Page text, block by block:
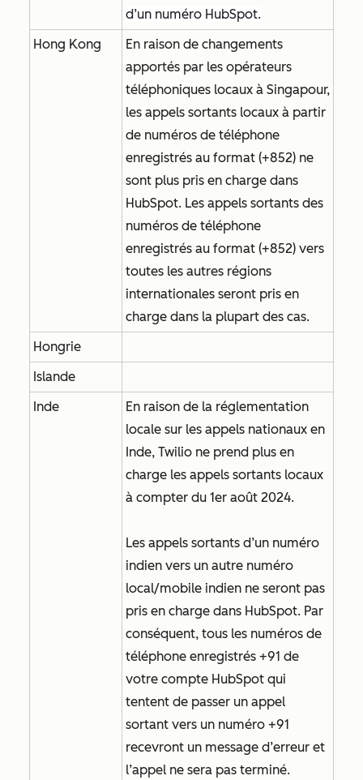
d’un numéro HubSpot.
Hong Kong
En raison de changements
apportés par les opérateurs
téléphoniques locaux à Singapour,
les appels sortants locaux à partir
de numéros de téléphone
enregistrés au format (+852) ne
sont plus pris en charge dans
HubSpot. Les appels sortants des
numéros de téléphone
enregistrés au format (+852) vers
toutes les autres régions
internationales seront pris en
charge dans la plupart des cas.
Hongrie
Islande
Inde
En raison de la réglementation
locale sur les appels nationaux en
Inde, Twilio ne prend plus en
charge les appels sortants locaux
à compter du 1er août 2024.
Les appels sortants d’un numéro
indien vers un autre numéro
local/mobile indien ne seront pas
pris en charge dans HubSpot. Par
conséquent, tous les numéros de
téléphone enregistrés +91 de
votre compte HubSpot qui
tentent de passer un appel
sortant vers un numéro +91
recevront un message d’erreur et
l’appel ne sera pas terminé.